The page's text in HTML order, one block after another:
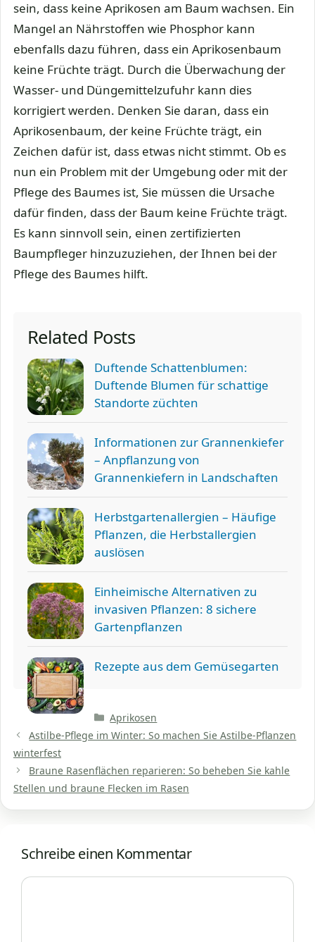
sein, dass keine Aprikosen am Baum wachsen. Ein
Mangel an Nährstoffen wie Phosphor kann
ebenfalls dazu führen, dass ein Aprikosenbaum
keine Früchte trägt. Durch die Überwachung der
Wasser- und Düngemittelzufuhr kann dies
korrigiert werden. Denken Sie daran, dass ein
Aprikosenbaum, der keine Früchte trägt, ein
Zeichen dafür ist, dass etwas nicht stimmt. Ob es
nun ein Problem mit der Umgebung oder mit der
Pflege des Baumes ist, Sie müssen die Ursache
dafür finden, dass der Baum keine Früchte trägt.
Es kann sinnvoll sein, einen zertifizierten
Baumpfleger hinzuzuziehen, der Ihnen bei der
Pflege des Baumes hilft.
Related Posts
Duftende Schattenblumen:
Duftende Blumen für schattige
Standorte züchten
Informationen zur Grannenkiefer
– Anpflanzung von
Grannenkiefern in Landschaften
Herbstgartenallergien – Häufige
Pflanzen, die Herbstallergien
auslösen
Einheimische Alternativen zu
invasiven Pflanzen: 8 sichere
Gartenpflanzen
Rezepte aus dem Gemüsegarten
Kategorien
Aprikosen
Astilbe-Pflege im Winter: So machen Sie Astilbe-Pflanzen
winterfest
Braune Rasenflächen reparieren: So beheben Sie kahle
Stellen und braune Flecken im Rasen
Schreibe einen Kommentar
Kommentar